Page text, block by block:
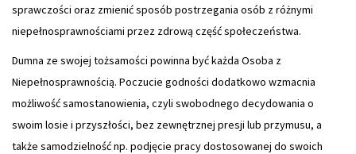
sprawczości oraz zmienić sposób postrzegania osób z różnymi
niepełnosprawnościami przez zdrową część społeczeństwa.
Dumna ze swojej tożsamości powinna być każda Osoba z
Niepełnosprawnością. Poczucie godności dodatkowo wzmacnia
możliwość samostanowienia, czyli swobodnego decydowania o
swoim losie i przyszłości, bez zewnętrznej presji lub przymusu, a
także samodzielność np. podjęcie pracy dostosowanej do swoich